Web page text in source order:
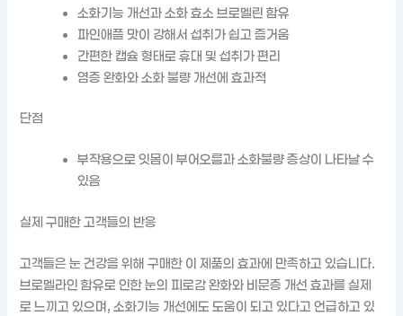
소화기능 개선과 소화 효소 브로멜린 함유
파인애플 맛이 강해서 섭취가 쉽고 즐거움
간편한 캡슐 형태로 휴대 및 섭취가 편리
염증 완화와 소화 불량 개선에 효과적
단점
부작용으로 잇몸이 부어오름과 소화불량 증상이 나타날 수
있음
실제 구매한 고객들의 반응
고객들은 눈 건강을 위해 구매한 이 제품의 효과에 만족하고 있습니다.
브로멜라인 함유로 인한 눈의 피로감 완화와 비문증 개선 효과를 실제
로 느끼고 있으며, 소화기능 개선에도 도움이 되고 있다고 언급하고 있